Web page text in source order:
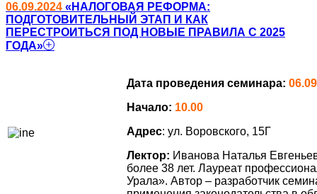
06.09.2024 «НАЛОГОВАЯ РЕФОРМА:
ПОДГОТОВИТЕЛЬНЫЙ ЭТАП И КАК
ПЕРЕСТРОИТЬСЯ ПОД НОВЫЕ ПРАВИЛА С 2025
ГОДА»
Дата проведения семинара:
Начало: 10.00
Адрес: ул. Воровского, 15Г
Лектор: Иванова Наталья
более 38 лет. Лауреат
Урала». Автор – разработчик